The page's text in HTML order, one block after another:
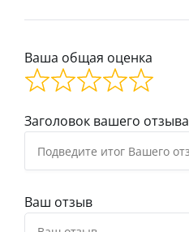
Ваша общая оценка
Заголовок вашего отзыва
Ваш отзыв